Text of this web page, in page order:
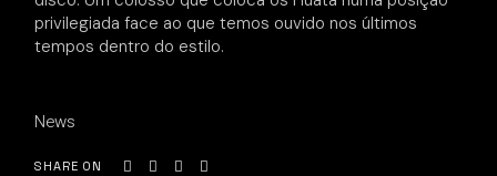
privilegiada face ao que temos ouvido nos últimos
tempos dentro do estilo.
News
SHARE ON